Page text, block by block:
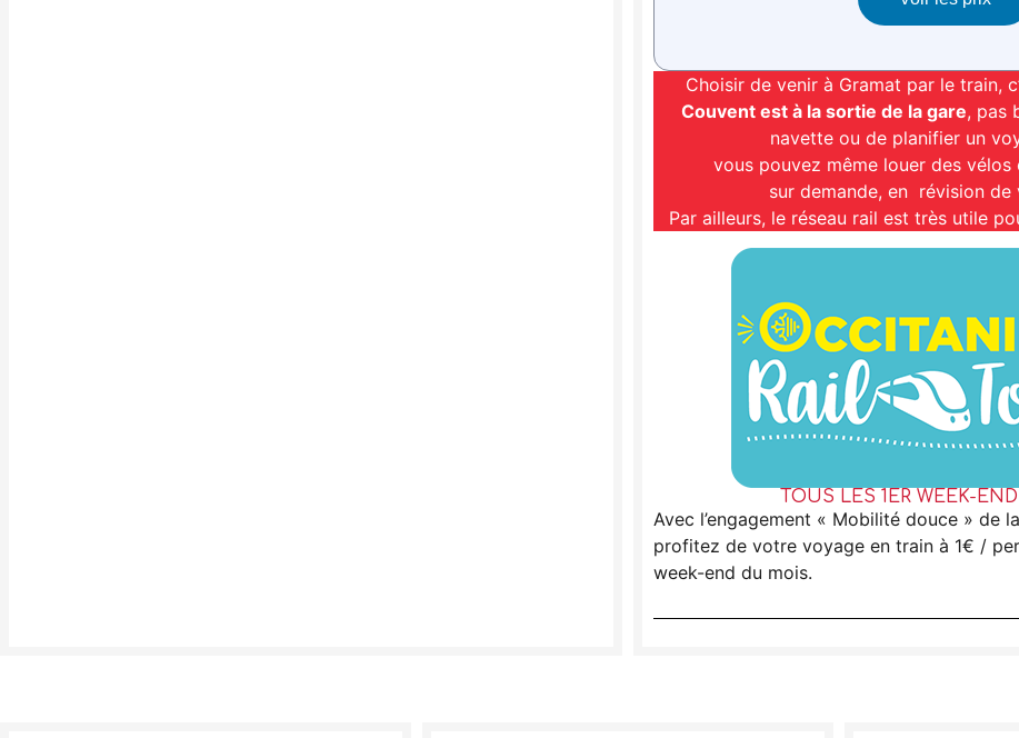
Choisir de venir à Gramat par le train,
Couvent est à la sortie de la gare, pas
navette ou de planifier un
vous pouvez même louer des vélos
sur demande, en révision de
Par ailleurs, le réseau rail est très utile
TOUS LES 1ER WEEK-
Avec l’engagement « Mobilité douce » de
profitez de votre voyage en train à 1€ /
week-end du mois.